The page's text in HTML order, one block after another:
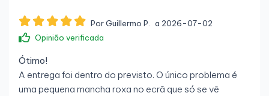
Por Guillermo P.
a 2026-07-02
Opinião verificada
Ótimo!
A entrega foi dentro do previsto. O único problema é
uma pequena mancha roxa no ecrã que só se vê